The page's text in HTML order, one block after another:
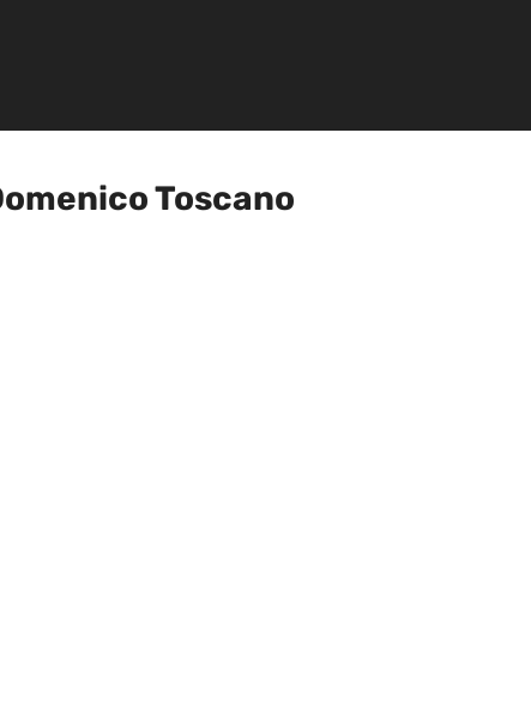
Toscano